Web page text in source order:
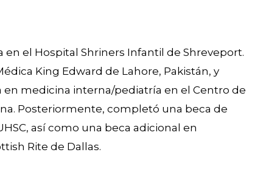
en el Hospital Shriners Infantil de Shreveport.
King Edward de Lahore, Pakistán, y
medicina interna/pediatría en el Centro de
Posteriormente, completó una beca de
así como una beca adicional en
Rite de Dallas.